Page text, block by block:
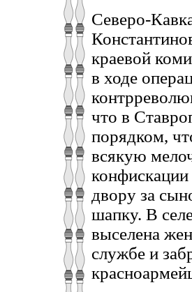
Северо-
краевой
в ходе
что в
порядком,
всякую
конфискации
двору за
шапку. В
выселена
службе и